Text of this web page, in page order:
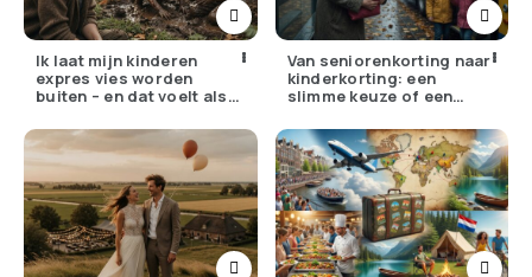
Ik laat mijn kinderen
expres vies worden
buiten – en dat voelt als
Van seniorenkorting naar
kinderkorting: een
slimme keuze of een